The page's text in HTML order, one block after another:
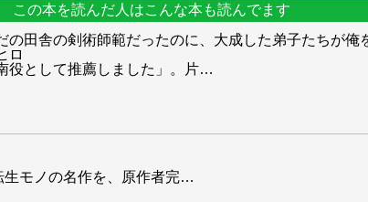
この本を読んだ人はこんな本も読んでます
の田舎の剣術師範だったのに、大成した弟子たちが俺
ロ
役として推薦しました」。片…
モノの名作を、原作者完…